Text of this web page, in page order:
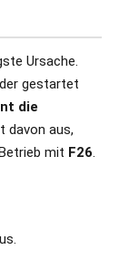
Ursache.
gestartet
die
davon aus,
mit F26.